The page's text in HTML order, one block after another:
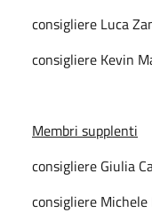
consigliere
consigliere Kevin
Membri supplenti
consigliere Giulia
consigliere